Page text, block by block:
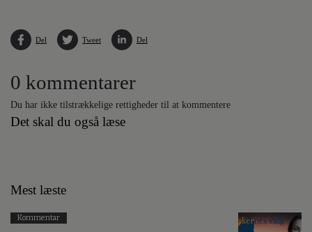
Del Tweet Del
0 kommentarer
Du har ikke tilstrækkelige rettigheder til at kommentere
Det skal du også læse
Mest læste
Kommentar